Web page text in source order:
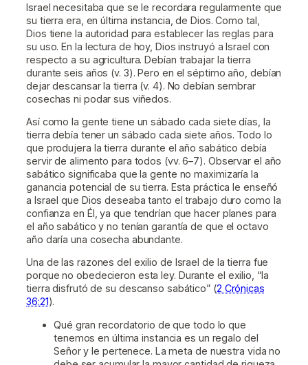
Israel necesitaba que se le recordara regularmente que
su tierra era, en última instancia, de Dios. Como tal,
Dios tiene la autoridad para establecer las reglas para
su uso. En la lectura de hoy, Dios instruyó a Israel con
respecto a su agricultura. Debían trabajar la tierra
durante seis años (v. 3). Pero en el séptimo año, debían
dejar descansar la tierra (v. 4). No debían sembrar
cosechas ni podar sus viñedos.
Así como la gente tiene un sábado cada siete días, la
tierra debía tener un sábado cada siete años. Todo lo
que produjera la tierra durante el año sabático debía
servir de alimento para todos (vv. 6–7). Observar el año
sabático significaba que la gente no maximizaría la
ganancia potencial de su tierra. Esta práctica le enseñó
a Israel que Dios deseaba tanto el trabajo duro como la
confianza en Él, ya que tendrían que hacer planes para
el año sabático y no tenían garantía de que el octavo
año daría una cosecha abundante.
Una de las razones del exilio de Israel de la tierra fue
porque no obedecieron esta ley. Durante el exilio, “la
tierra disfrutó de su descanso sabático” (2 Crónicas
36:21).
Qué gran recordatorio de que todo lo que
tenemos en última instancia es un regalo del
Señor y le pertenece. La meta de nuestra vida no